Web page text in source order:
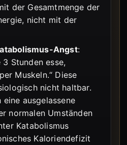
der Gesamtmenge der
nicht mit der
Angst:
3 Stunden esse,
Muskeln.“ Diese
nicht haltbar.
ausgelassene
normalen Umständen
Katabolismus
Kaloriendefizit